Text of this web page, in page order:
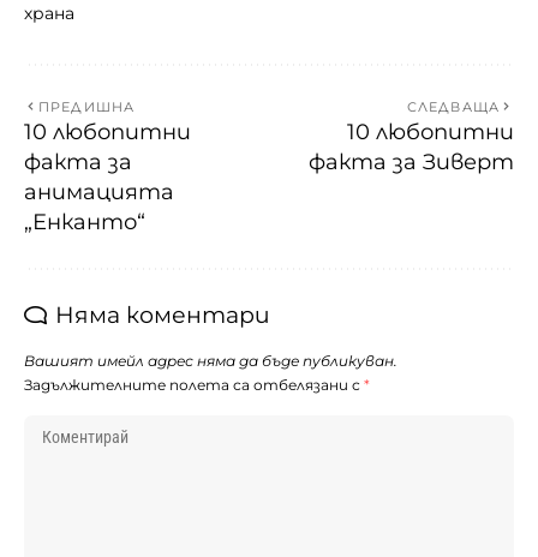
храна
ПРЕДИШНА
10 любопитни
факта за
анимацията
„Енканто“
СЛЕДВАЩА
10 любопитни
факта за Зиверт
Няма коментари
Вашият имейл адрес няма да бъде публикуван.
Задължителните полета са отбелязани с *